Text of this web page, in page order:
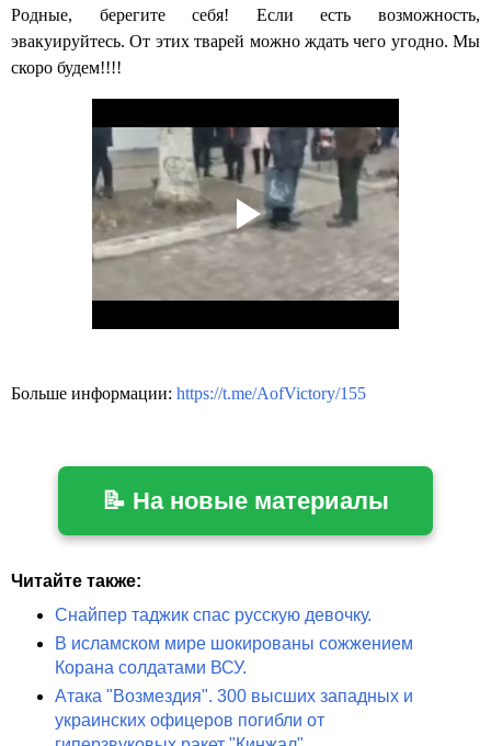
Родные, берегите себя! Если есть возможность,
эвакуируйтесь. От этих тварей можно ждать чего угодно. Мы
скоро будем!!!!
Больше информации: https://t.me/AofVictory/155
📝 На новые материалы
Читайте также:
Снайпер таджик спас русскую девочку.
В исламском мире шокированы сожжением
Корана солдатами ВСУ.
Атака "Возмездия". 300 высших западных и
украинских офицеров погибли от